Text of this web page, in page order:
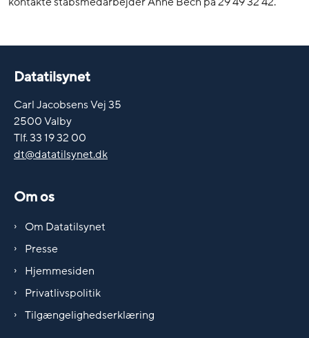
Datatilsynet
Carl Jacobsens Vej 35
2500 Valby
Tlf. 33 19 32 00
dt@datatilsynet.dk
Om os
Om Datatilsynet
Presse
Hjemmesiden
Privatlivspolitik
Tilgængelighedserklæring